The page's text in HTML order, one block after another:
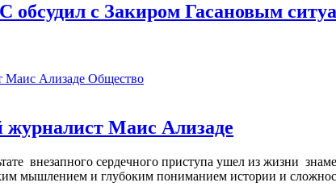
обсудил с Закиром Гасановым
Общество
журналист Маис Ализаде
внезапного сердечного приступа ушел из жизни
мышлением и глубоким пониманием истории и